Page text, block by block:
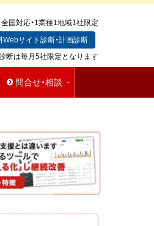
全国対応・1業種1地域1社限定
サイト診断・計画診断
断は毎月5社限定となります
問合せ・相談